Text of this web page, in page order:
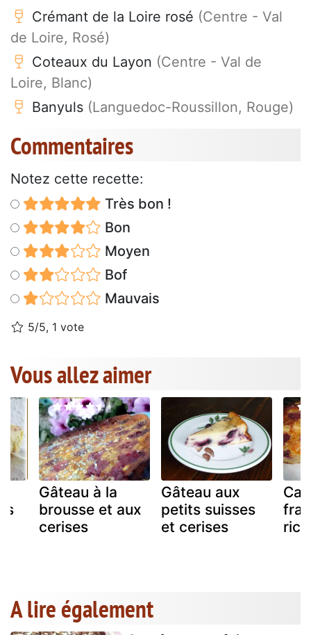
Crémant de la Loire rosé (Centre - Val
de Loire, Rosé)
Coteaux du Layon (Centre - Val de
Loire, Blanc)
Banyuls (Languedoc-Roussillon, Rouge)
Commentaires
Notez cette recette:
Très bon !
Bon
Moyen
Bof
Mauvais
5/5, 1 vote
Vous allez aimer
Gâteau à la
brousse et aux
cerises
Gâteau aux
petits suisses
et cerises
A lire également